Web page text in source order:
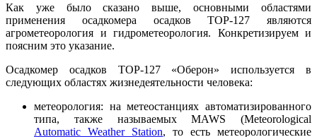
Как уже было сказано выше, основными областями
применения осадкомера осадков ТОР-127 являются
агрометеорология и гидрометеорология. Конкретизируем и
поясним это указание.
Осадкомер осадков ТОР-127 «Оберон» используется в
следующих областях жизнедеятельности человека:
метеорология: на метеостанциях автоматизированного
типа, также называемых MAWS (Meteorological
Automatic Weather Station, то есть метеорологические